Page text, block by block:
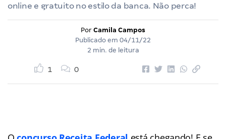
online e gratuito no estilo da banca. Não perca!
Por Camila Campos
Publicado em 04/11/22
2 min. de leitura
1 0